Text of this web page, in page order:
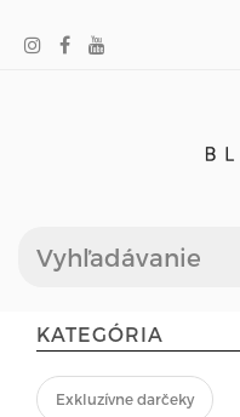
KATEGÓRIA
Exkluzívne darčeky